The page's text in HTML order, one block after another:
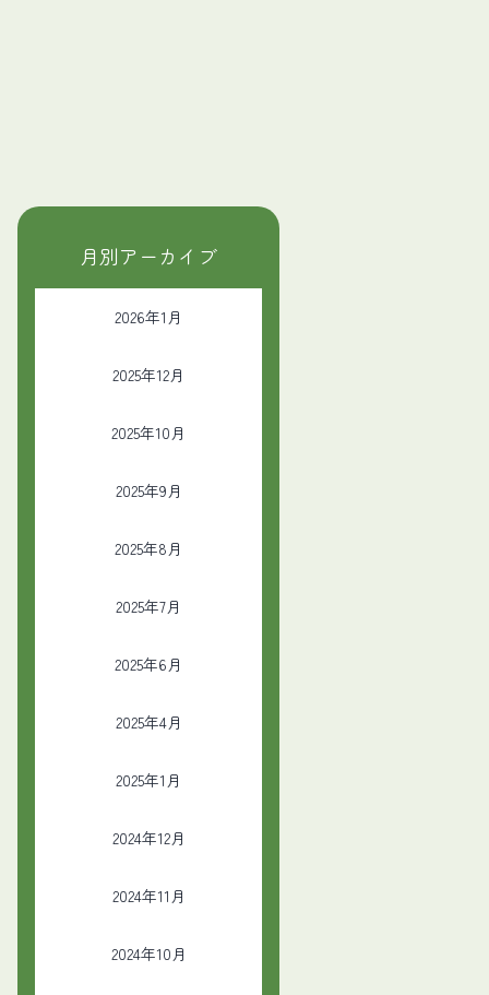
月別アーカイブ
2026年1月
2025年12月
2025年10月
2025年9月
2025年8月
2025年7月
2025年6月
2025年4月
2025年1月
2024年12月
2024年11月
2024年10月